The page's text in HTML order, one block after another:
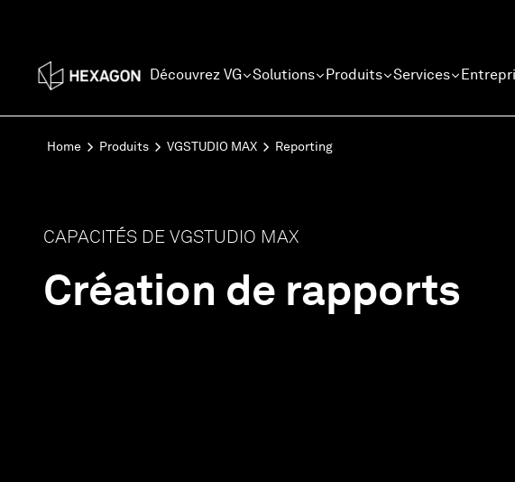
Découvrez VG Solutions Produits Services
Home Produits VGSTUDIO MAX Reporting
CAPACITÉS DE VGSTUDIO MAX
Création de rapports